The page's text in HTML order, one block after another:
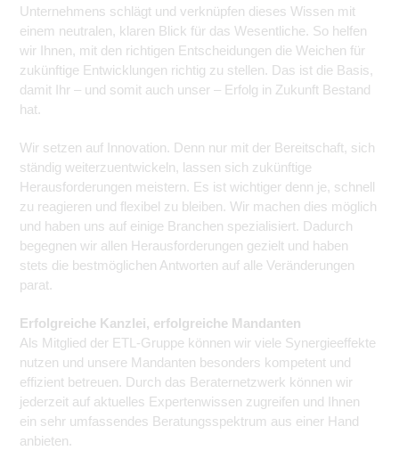
Unternehmens schlägt und verknüpfen dieses Wissen mit
einem neutralen, klaren Blick für das Wesentliche. So helfen
wir Ihnen, mit den richtigen Entscheidungen die Weichen für
zukünftige Entwicklungen richtig zu stellen. Das ist die Basis,
damit Ihr – und somit auch unser – Erfolg in Zukunft Bestand
hat.
Wir setzen auf Innovation. Denn nur mit der Bereitschaft, sich
ständig weiterzuentwickeln, lassen sich zukünftige
Herausforderungen meistern. Es ist wichtiger denn je, schnell
zu reagieren und flexibel zu bleiben. Wir machen dies möglich
und haben uns auf einige Branchen spezialisiert. Dadurch
begegnen wir allen Herausforderungen gezielt und haben
stets die bestmöglichen Antworten auf alle Veränderungen
parat.
Erfolgreiche Kanzlei, erfolgreiche Mandanten
Als Mitglied der ETL-Gruppe können wir viele Synergieeffekte
nutzen und unsere Mandanten besonders kompe­tent und
effizient betreuen. Durch das Beraternetzwerk können wir
jederzeit auf aktuelles Expertenwissen zugreifen und Ihnen
ein sehr umfassendes Beratungsspektrum aus einer Hand
anbieten.